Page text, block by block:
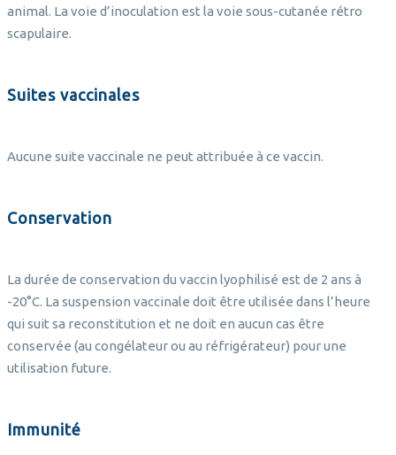
animal. La voie d’inoculation est la voie sous-cutanée rétro
scapulaire.
Suites vaccinales
Aucune suite vaccinale ne peut attribuée à ce vaccin.
Conservation
La durée de conservation du vaccin lyophilisé est de 2 ans à
-20°C. La suspension vaccinale doit être utilisée dans l’heure
qui suit sa reconstitution et ne doit en aucun cas être
conservée (au congélateur ou au réfrigérateur) pour une
utilisation future.
Immunité